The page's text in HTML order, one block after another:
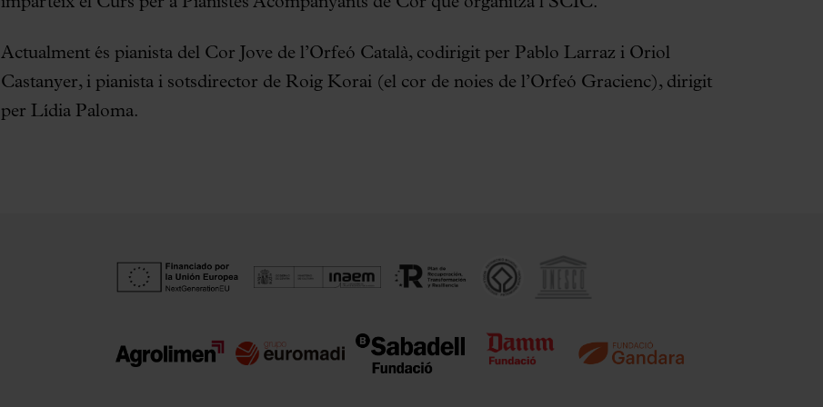
Actualment és pianista del Cor Jove de l’Orfeó Català, codirigit per Pablo Larraz i Oriol
Castanyer, i pianista i sotsdirector de Roig Korai (el cor de noies de l’Orfeó Gracienc), dirigit
per Lídia Paloma.